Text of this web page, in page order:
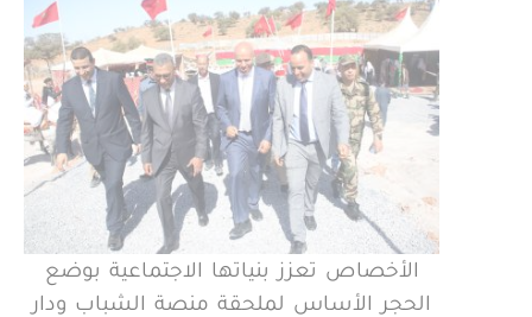
الأخصاص تعزز بنياتها الاجتماعية بوضع
الحجر الأساس لملحقة منصة الشباب ودار